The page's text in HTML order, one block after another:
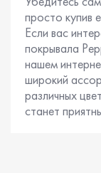
просто купив
Если вас
покрывала
нашем
широкий
различных
станет